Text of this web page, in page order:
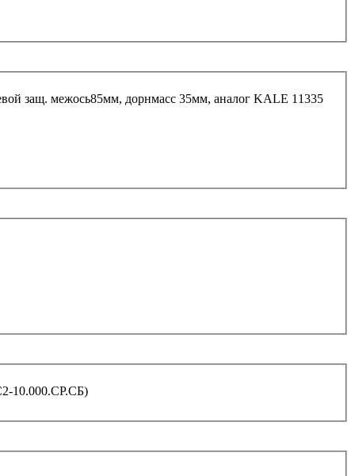
защ. межось85мм, дорнмасс 35мм, аналог KALE 11335
10.000.СР.СБ)